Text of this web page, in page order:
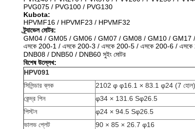
PVG075 / PVG100 / PVG130
Kubota:
HPVMF16 / HPVMF23 / HPVMF32
ট্র্যাভেল মোটর:
GM04 / GM05 / GM06 / GM07 / GM08 / GM10 /
এসকে 200-1 / এসকে 200-3 / এসকে 200-5 / এসকে 200-6 / এসকে
DNB08 / DNB50 / DNB60 সুইং মোটর
বিশেষ উল্লেখ:
HPV091
সিলিন্ডার ব্লক
2102 φ φ16.1 × 83.1 φ24 (7 হোল)
কেন্দ্র পিন
φ34 × 131.6 Sφ26.5
পিস্টন
φ24 × 94.5 Sφ26.5
ভালভ প্লেট
90 × 85 × 26.7 φ16